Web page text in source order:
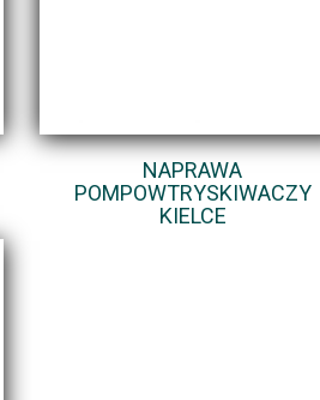
NAPRAWA
POMPOWTRYSKIWACZY
KIELCE